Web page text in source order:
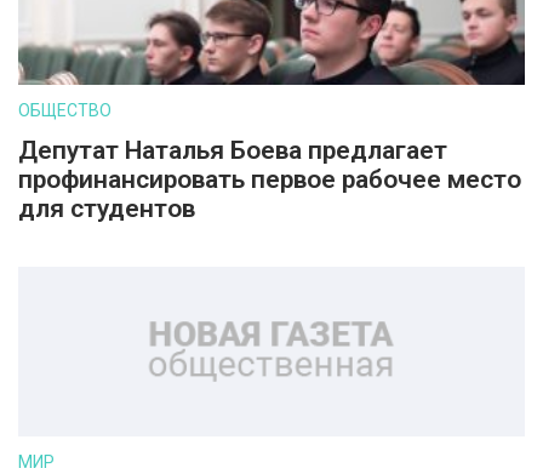
ОБЩЕСТВО
Депутат Наталья Боева предлагает
профинансировать первое рабочее место
для студентов
МИР